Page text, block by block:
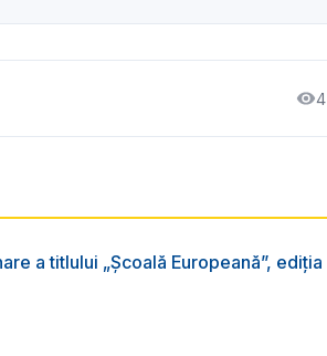
a titlului „Şcoală Europeană”, ediția